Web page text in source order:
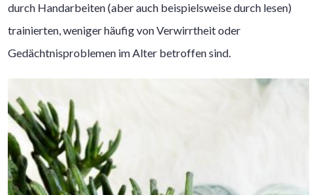
durch Handarbeiten (aber auch beispielsweise durch lesen)
trainierten, weniger häufig von Verwirrtheit oder
Gedächtnisproblemen im Alter betroffen sind.